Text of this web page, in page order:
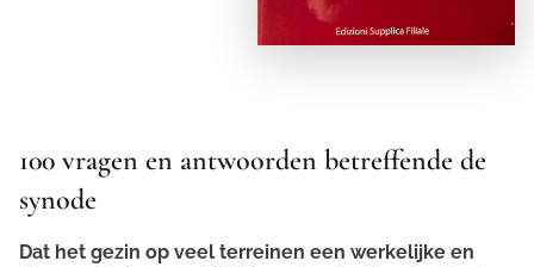
100 vragen en antwoorden betreffende de
synode
Dat het gezin op veel terreinen een werkelijke en